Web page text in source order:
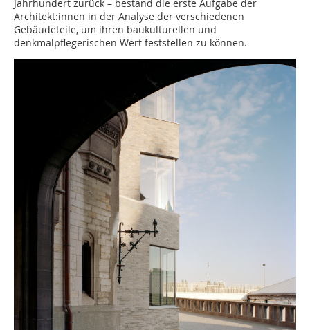
Jahrhundert zurück – bestand die erste Aufgabe der
Architekt:innen in der Analyse der verschiedenen
Gebäudeteile, um ihren baukulturellen und
denkmalpflegerischen Wert feststellen zu können.